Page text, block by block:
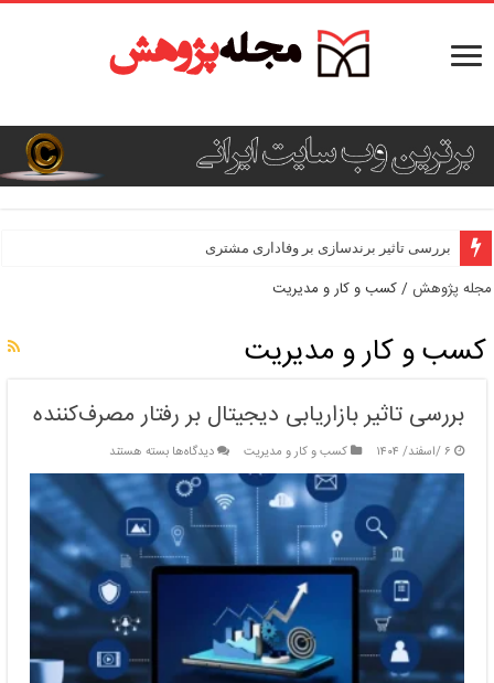
بررسی تاثیر برندسازی بر وفاداری مشتری
مجله پژوهش/کسب و کار و مدیریت
کسب و کار و مدیریت
بررسی تاثیر بازاریابی دیجیتال بر رفتار مصرف‌کننده
۶ /اسفند/ ۱۴۰۴ کسب و کار و مدیریت دیدگاه‌هابرای
بررسی
تاثیر
بازاریابی
دیجیتال
بر
رفتار
مصرف‌کننده
بسته هستند